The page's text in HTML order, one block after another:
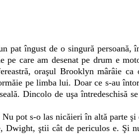
pat îngust de o singură persoană,
pe care am desenat pe drum e
oraşul Brooklyn mârâie
pe limba lui. Doar ce s-au
Dincolo de uşa întredeschisă
pot s-o las nicăieri în altă parte
Dwight, ştii cât de periculos e. Şi